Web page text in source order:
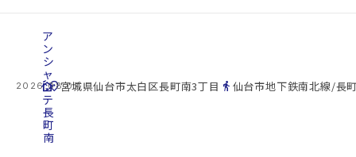
2026.08.07
cottage
ア
ン
シ
ャ
ン
テ
長
町
南
location_on宮城県仙台市太白区長町南3丁目 directions_walk 仙台市地下鉄南北線/長